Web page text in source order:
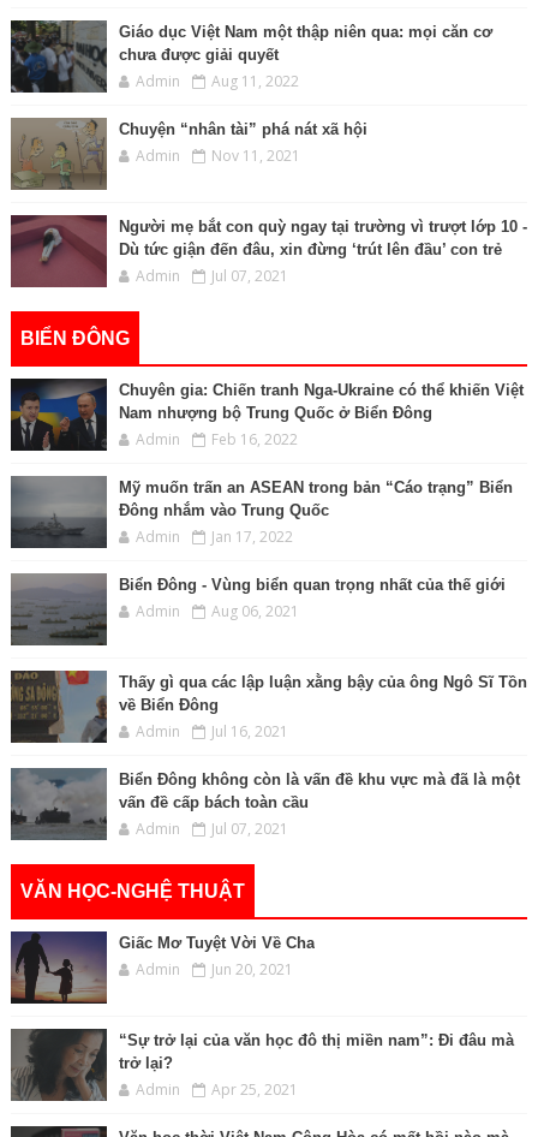
Giáo dục Việt Nam một thập niên qua: mọi căn cơ
chưa được giải quyết
Admin Aug 11, 2022
Chuyện “nhân tài” phá nát xã hội
Admin Nov 11, 2021
Người mẹ bắt con quỳ ngay tại trường vì trượt lớp 10 -
Dù tức giận đến đâu, xin đừng ‘trút lên đầu’ con trẻ
Admin Jul 07, 2021
BIỂN ĐÔNG
Chuyên gia: Chiến tranh Nga-Ukraine có thể khiến Việt
Nam nhượng bộ Trung Quốc ở Biển Đông
Admin Feb 16, 2022
Mỹ muốn trấn an ASEAN trong bản “Cáo trạng” Biển
Đông nhắm vào Trung Quốc
Admin Jan 17, 2022
Biển Đông - Vùng biển quan trọng nhất của thế giới
Admin Aug 06, 2021
Thấy gì qua các lập luận xằng bậy của ông Ngô Sĩ Tồn
về Biển Đông
Admin Jul 16, 2021
Biển Đông không còn là vấn đề khu vực mà đã là một
vấn đề cấp bách toàn cầu
Admin Jul 07, 2021
VĂN HỌC-NGHỆ THUẬT
Giấc Mơ Tuyệt Vời Về Cha
Admin Jun 20, 2021
“Sự trở lại của văn học đô thị miền nam”: Đi đâu mà
trở lại?
Admin Apr 25, 2021